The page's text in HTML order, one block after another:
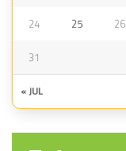
24 25 26
31
« JUL